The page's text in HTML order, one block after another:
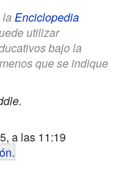
Enciclopedia
utilizar
bajo la
que se indique
a las 11:19
.